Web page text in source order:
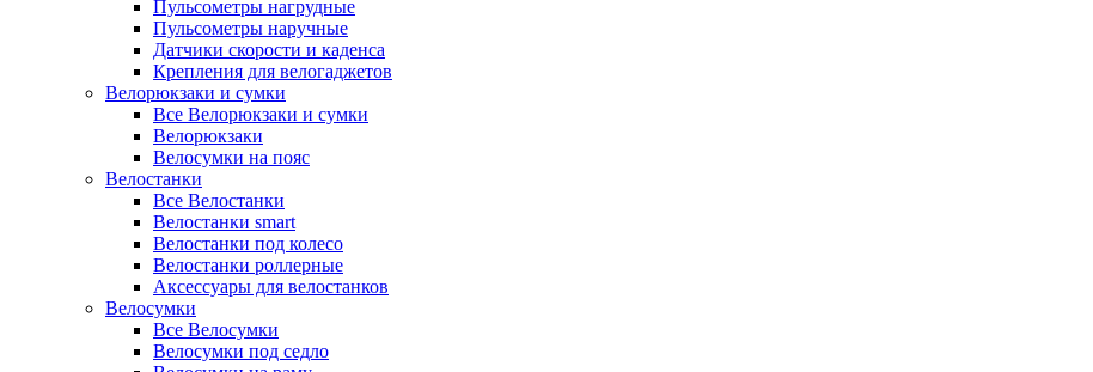
Пульсометры нагрудные
Пульсометры наручные
Датчики скорости и каденса
Крепления для велогаджетов
Велорюкзаки и сумки
Все Велорюкзаки и сумки
Велорюкзаки
Велосумки на пояс
Велостанки
Все Велостанки
Велостанки smart
Велостанки под колесо
Велостанки роллерные
Аксессуары для велостанков
Велосумки
Все Велосумки
Велосумки под седло